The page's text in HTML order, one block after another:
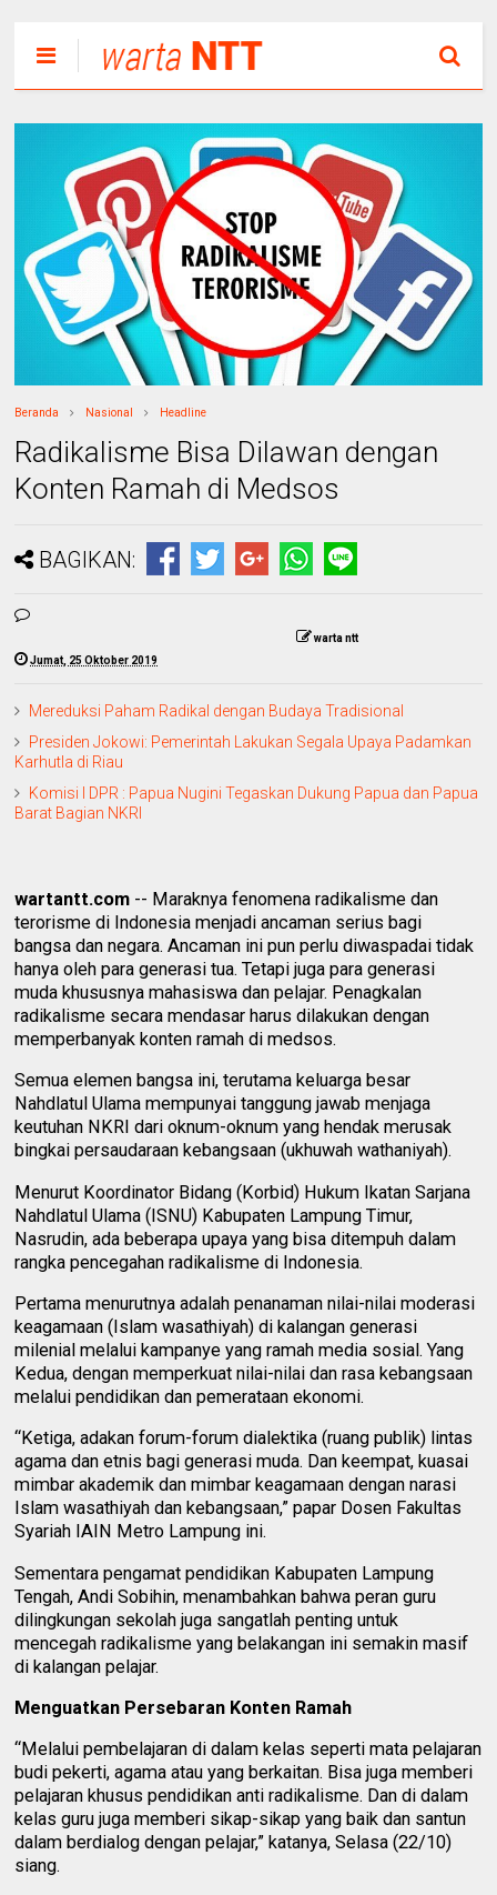
Beranda Nasional Headline
Radikalisme Bisa Dilawan dengan
Konten Ramah di Medsos
BAGIKAN:
warta ntt
Jumat, 25 Oktober 2019
Mereduksi Paham Radikal dengan Budaya Tradisional
Presiden Jokowi: Pemerintah Lakukan Segala Upaya Padamkan
Karhutla di Riau
Komisi I DPR : Papua Nugini Tegaskan Dukung Papua dan Papua
Barat Bagian NKRI
wartantt.com -- Maraknya fenomena radikalisme dan
terorisme di Indonesia menjadi ancaman serius bagi
bangsa dan negara. Ancaman ini pun perlu diwaspadai tidak
hanya oleh para generasi tua. Tetapi juga para generasi
muda khususnya mahasiswa dan pelajar. Penagkalan
radikalisme secara mendasar harus dilakukan dengan
memperbanyak konten ramah di medsos.
Semua elemen bangsa ini, terutama keluarga besar
Nahdlatul Ulama mempunyai tanggung jawab menjaga
keutuhan NKRI dari oknum-oknum yang hendak merusak
bingkai persaudaraan kebangsaan (ukhuwah wathaniyah).
Menurut Koordinator Bidang (Korbid) Hukum Ikatan Sarjana
Nahdlatul Ulama (ISNU) Kabupaten Lampung Timur,
Nasrudin, ada beberapa upaya yang bisa ditempuh dalam
rangka pencegahan radikalisme di Indonesia.
Pertama menurutnya adalah penanaman nilai-nilai moderasi
keagamaan (Islam wasathiyah) di kalangan generasi
milenial melalui kampanye yang ramah media sosial. Yang
Kedua, dengan memperkuat nilai-nilai dan rasa kebangsaan
melalui pendidikan dan pemerataan ekonomi.
“Ketiga, adakan forum-forum dialektika (ruang publik) lintas
agama dan etnis bagi generasi muda. Dan keempat, kuasai
mimbar akademik dan mimbar keagamaan dengan narasi
Islam wasathiyah dan kebangsaan,” papar Dosen Fakultas
Syariah IAIN Metro Lampung ini.
Sementara pengamat pendidikan Kabupaten Lampung
Tengah, Andi Sobihin, menambahkan bahwa peran guru
dilingkungan sekolah juga sangatlah penting untuk
mencegah radikalisme yang belakangan ini semakin masif
di kalangan pelajar.
Menguatkan Persebaran Konten Ramah
“Melalui pembelajaran di dalam kelas seperti mata pelajaran
budi pekerti, agama atau yang berkaitan. Bisa juga memberi
pelajaran khusus pendidikan anti radikalisme. Dan di dalam
kelas guru juga memberi sikap-sikap yang baik dan santun
dalam berdialog dengan pelajar,” katanya, Selasa (22/10)
siang.